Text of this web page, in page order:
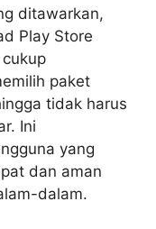
ditawarkan,
Play Store
paket
tidak harus
Ini
yang
dan aman
dalam.